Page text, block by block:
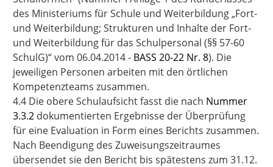
des Ministeriums für Schule und Weiterbildung „Fort-
und Weiterbildung; Strukturen und Inhalte der Fort-
und Weiterbildung für das Schulpersonal (§§ 57-60
SchulG)“ vom 06.04.2014 - BASS 20-22 Nr. 8). Die
jeweiligen Personen arbeiten mit den örtlichen
Kompetenzteams zusammen.
4.4 Die obere Schulaufsicht fasst die nach Nummer
3.3.2 dokumentierten Ergebnisse der Überprüfung
für eine Evaluation in Form eines Berichts zusammen.
Nach Beendigung des Zuweisungszeitraumes
übersendet sie den Bericht bis spätestens zum 31.12.